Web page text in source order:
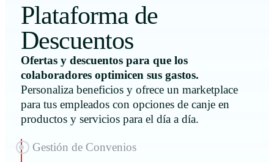
Plataforma de
Descuentos
Ofertas y descuentos para que los
colaboradores optimicen sus gastos.
Personaliza beneficios y ofrece un marketplace
para tus empleados con opciones de canje en
productos y servicios para el día a día.
Gestión de Convenios